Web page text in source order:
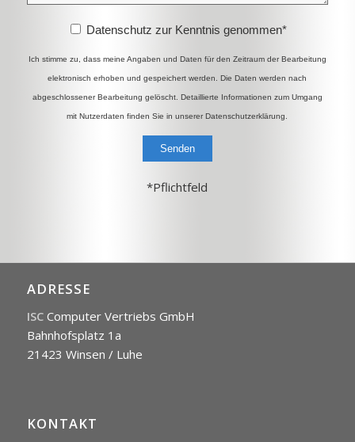
Datenschutz zur Kenntnis genommen*
Ich stimme zu, dass meine Angaben und Daten für den Zeitraum der Bearbeitung
elektronisch erhoben und gespeichert werden. Die Daten werden nach
abgeschlossener Bearbeitung gelöscht. Detaillierte Informationen zum Umgang
mit Nutzerdaten finden Sie in unserer Datenschutzerklärung.
Alternative:
*Pflichtfeld
ADRESSE
ISCComputer Vertriebs GmbH
Bahnhofsplatz 1a
21423 Winsen / Luhe
KONTAKT